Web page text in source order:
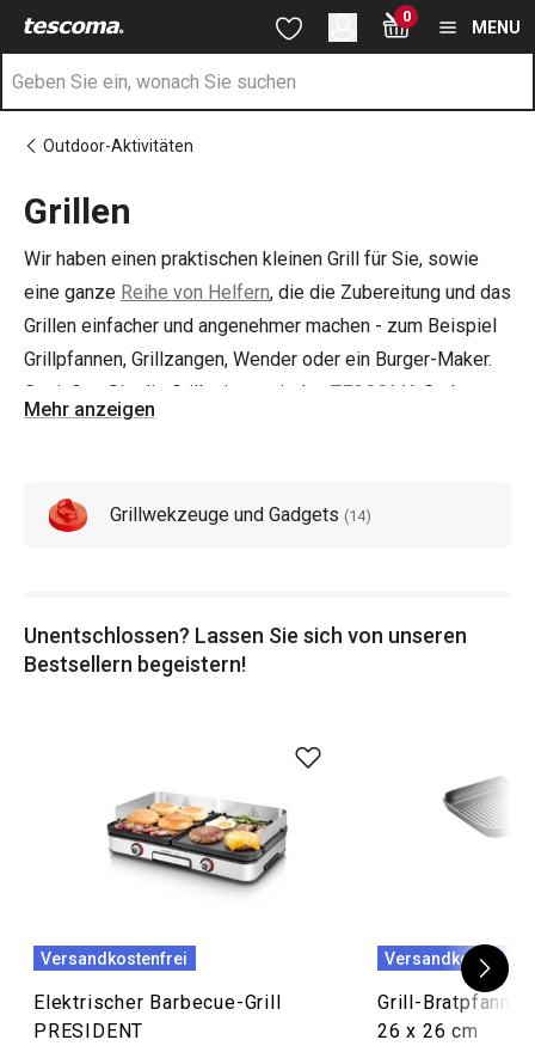
Zum Hauptinhalt springen
Zur Suche springen
Zur Navigation springen 0
MENU
Outdoor-Aktivitäten
Grillen
Wir haben einen praktischen kleinen Grill für Sie, sowie
eine ganze Reihe von Helfern, die die Zubereitung und das
Grillen einfacher und angenehmer machen - zum Beispiel
Grillpfannen, Grillzangen, Wender oder ein Burger-Maker.
Genießen Sie die Grillsaison mit den TESCOMA Gadgets
und werden Sie zum Grillmeister! Der
duftende Welt des Grillens.
Mehr anzeigen
Grillwekzeuge und Gadgets (14)
Unentschlossen? Lassen Sie sich von unseren
Bestsellern begeistern!
Versandkostenfrei
Elektrischer Barbecue-Grill
PRESIDENT
Versandkostenfrei
Grill-Bratpfanne
26 x 26 cm